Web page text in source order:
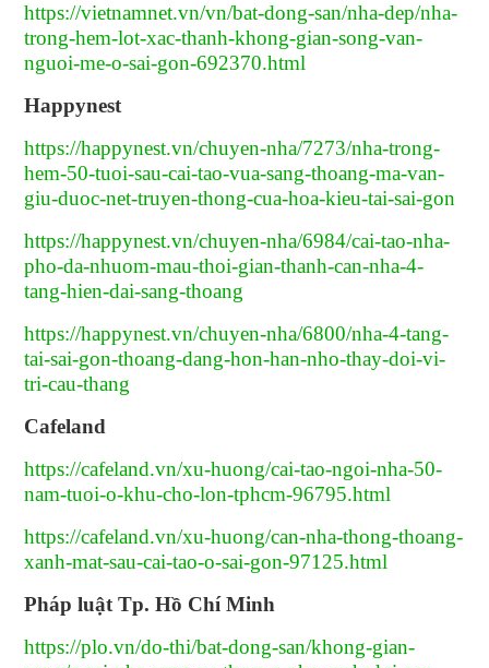
https://vietnamnet.vn/vn/bat-dong-san/nha-dep/nha-
trong-hem-lot-xac-thanh-khong-gian-song-van-
nguoi-me-o-sai-gon-692370.html
Happynest
https://happynest.vn/chuyen-nha/7273/nha-trong-
hem-50-tuoi-sau-cai-tao-vua-sang-thoang-ma-van-
giu-duoc-net-truyen-thong-cua-hoa-kieu-tai-sai-gon
https://happynest.vn/chuyen-nha/6984/cai-tao-nha-
pho-da-nhuom-mau-thoi-gian-thanh-can-nha-4-
tang-hien-dai-sang-thoang
https://happynest.vn/chuyen-nha/6800/nha-4-tang-
tai-sai-gon-thoang-dang-hon-han-nho-thay-doi-vi-
tri-cau-thang
Cafeland
https://cafeland.vn/xu-huong/cai-tao-ngoi-nha-50-
nam-tuoi-o-khu-cho-lon-tphcm-96795.html
https://cafeland.vn/xu-huong/can-nha-thong-thoang-
xanh-mat-sau-cai-tao-o-sai-gon-97125.html
Pháp luật Tp. Hồ Chí Minh
https://plo.vn/do-thi/bat-dong-san/khong-gian-